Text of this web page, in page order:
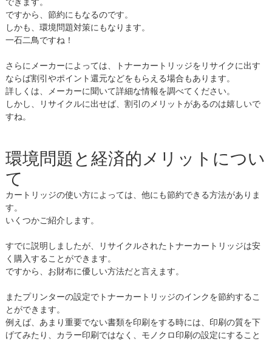
ですから、節約にもなるのです。
しかも、環境問題対策にもなります。
一石二鳥ですね！
さらにメーカーによっては、トナーカートリッジをリサイクに出す
ならば割引やポイント還元などをもらえる場合もあります。
詳しくは、メーカーに聞いて詳細な情報を調べてください。
しかし、リサイクルに出せば、割引のメリットがあるのは嬉しいで
すね。
環境問題と経済的メリットについ
て
カートリッジの使い方によっては、他にも節約できる方法がありま
す。
いくつかご紹介します。
すでに説明しましたが、リサイクルされたトナーカートリッジは安
く購入することができます。
ですから、お財布に優しい方法だと言えます。
またプリンターの設定でトナーカートリッジのインクを節約するこ
とができます。
例えば、あまり重要でない書類を印刷をする時には、印刷の質を下
げてみたり、カラー印刷ではなく、モノクロ印刷の設定にすること